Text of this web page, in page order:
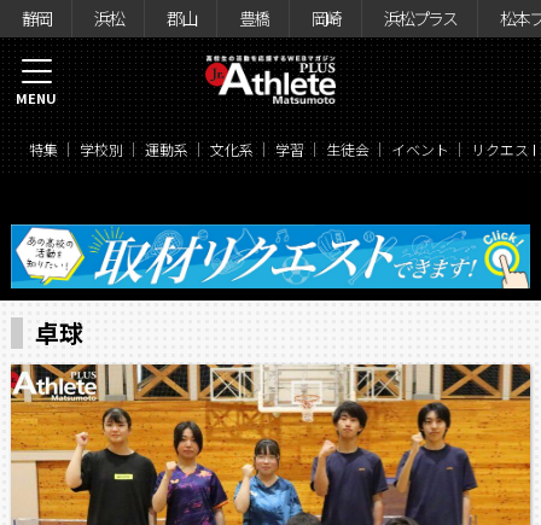
静岡 浜松 郡山 豊橋 岡崎 浜松プラス 松本
特集 学校別 運動系 文化系 学習 生徒会 イベント リクエス
MENU
卓球